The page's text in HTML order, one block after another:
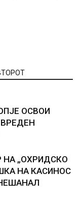
ОСВОИ
НА „ОХРИДСКО
НА КАСИНОС